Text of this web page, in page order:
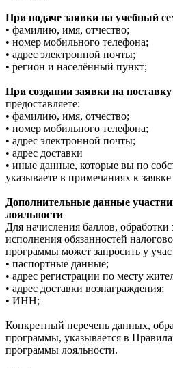
При подаче заявки на учебный
• фамилию, имя, отчество;
• номер мобильного телефона;
• адрес электронной почты;
• регион и населённый пункт;
При создании заявки на поставку
предоставляете:
• фамилию, имя, отчество;
• номер мобильного телефона;
• адрес электронной почты;
• адрес доставки
• иные данные, которые вы по
указываете в примечаниях к заявке
Дополнительные данные
лояльности
Для начисления баллов, обработки
исполнения обязанностей
программы может запросить у
• паспортные данные;
• адрес регистрации по месту
• адрес доставки вознаграждения;
• ИНН;
Конкретный перечень данных,
программы, указывается в
программы лояльности.